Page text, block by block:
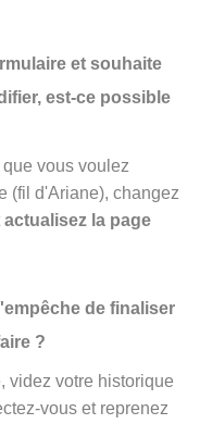
et souhaite
est-ce possible
vous voulez
(fil d'Ariane), changez
actualisez la page
de finaliser
?
videz votre historique
vous et reprenez